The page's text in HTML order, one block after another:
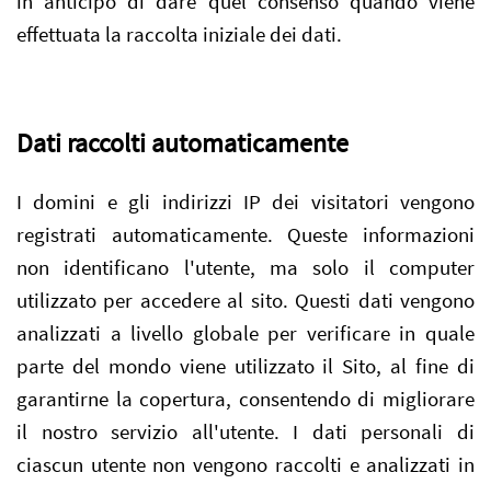
effettuata la raccolta iniziale dei dati.
Dati raccolti automaticamente
I domini e gli indirizzi IP dei visitatori vengono
registrati automaticamente. Queste informazioni
non identificano l'utente, ma solo il computer
utilizzato per accedere al sito. Questi dati vengono
analizzati a livello globale per verificare in quale
parte del mondo viene utilizzato il Sito, al fine di
garantirne la copertura, consentendo di migliorare
il nostro servizio all'utente. I dati personali di
ciascun utente non vengono raccolti e analizzati in